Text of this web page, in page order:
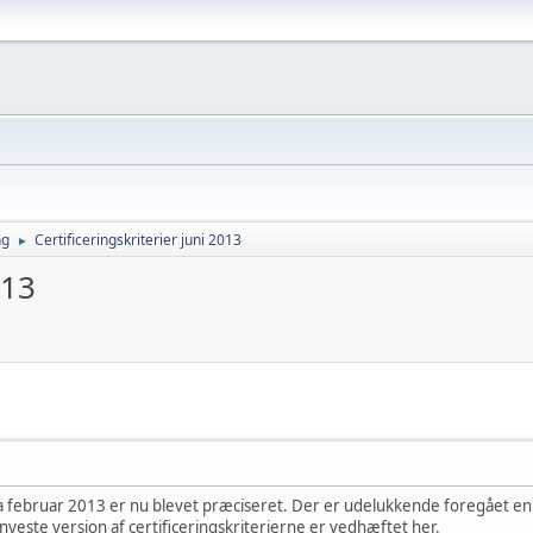
► Certificeringskriterier juni 2013
2013 er nu blevet præciseret. Der er udelukkende foregået
version af certificeringskriterierne er vedhæftet her.